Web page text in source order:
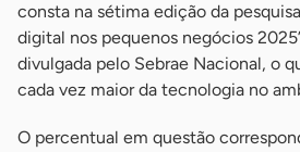
consta na sétima edição da
digital nos pequenos negócios
divulgada pelo Sebrae Nacional, o
cada vez maior da tecnologia no
O percentual em questão